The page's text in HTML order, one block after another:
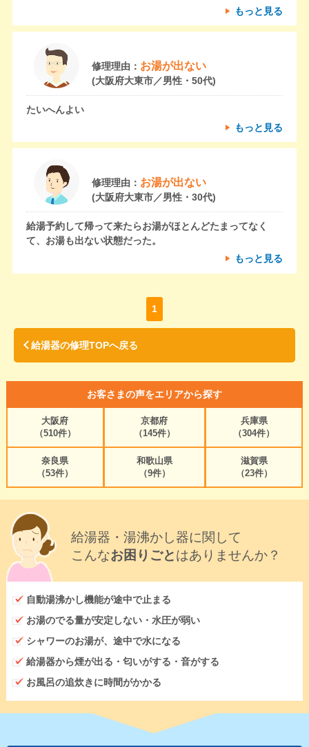
もっと見る
修理理由： お湯が出ない
(大阪府大東市／男性・50代)
たいへんよい
もっと見る
修理理由： お湯が出ない
(大阪府大東市／男性・30代)
給湯予約して帰って来たらお湯がほとんどたまってなく
て、お湯も出ない状態だった。
もっと見る
1
給湯器の修理TOPへ戻る
お客さまの声をエリアから探す
大阪府
（510件）
京都府
（145件）
兵庫県
（304件）
奈良県
（53件）
和歌山県
（9件）
滋賀県
（23件）
給湯器・湯沸かし器に関して
こんなお困りごとはありませんか？
自動湯沸かし機能が途中で止まる
お湯のでる量が安定しない・水圧が弱い
シャワーのお湯が、途中で水になる
給湯器から煙が出る・匂いがする・音がする
お風呂の追炊きに時間がかかる